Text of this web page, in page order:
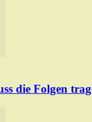
die Folgen